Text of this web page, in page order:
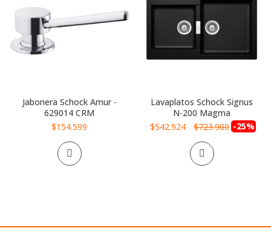
Jabonera Schock Amur -
629014 CRM
$154.599
Lavaplatos Schock Signus
N-200 Magma
-25%
Precio
$542.924 $723.900